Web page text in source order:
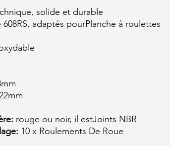
solide et durable
adaptés pourPlanche à roulettes
rouge ou noir, il estJoints NBR
10 x Roulements De Roue